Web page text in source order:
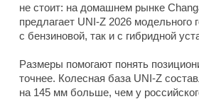
не стоит: на домашнем рынке
предлагает UNI-Z 2026 модельного
с бензиновой, так и с гибридной
Размеры помогают понять
точнее. Колесная база UNI-Z
на 145 мм больше, чем у